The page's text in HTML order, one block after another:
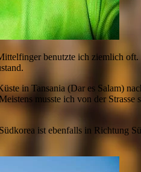
benutzte ich ziemlich
in Tansania (Dar es Salam)
musste ich von der
ist ebenfalls in Richtung